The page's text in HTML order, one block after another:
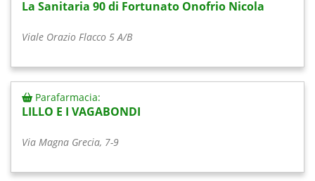
La Sanitaria 90 di Fortunato Onofrio Nicola
Viale Orazio Flacco 5 A/B
Parafarmacia:
LILLO E I VAGABONDI
Via Magna Grecia, 7-9